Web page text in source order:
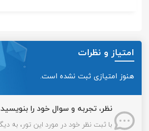
امتیاز و نظرات
هنوز امتیازی ثبت نشده است.
نظر، تجربه و سوال خود را
با ثبت نظر خود در مورد این تور، به